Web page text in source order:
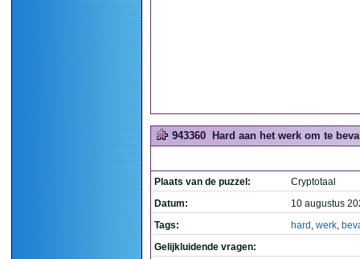
943360 Hard aan het werk om te
Plaats van de puzzel:
Cryptotaal
Datum:
10 augustus
Tags:
hard , werk,
Gelijkluidende vragen: